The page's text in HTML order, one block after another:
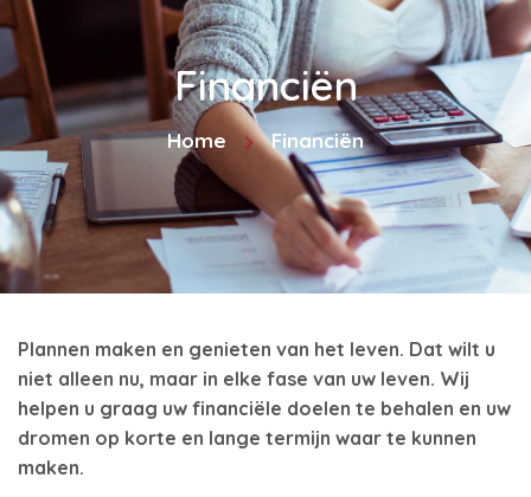
Financiën
Home Financiën
Plannen maken en genieten van het leven. Dat wilt u
niet alleen nu, maar in elke fase van uw leven. Wij
helpen u graag uw financiële doelen te behalen en uw
dromen op korte en lange termijn waar te kunnen
maken.